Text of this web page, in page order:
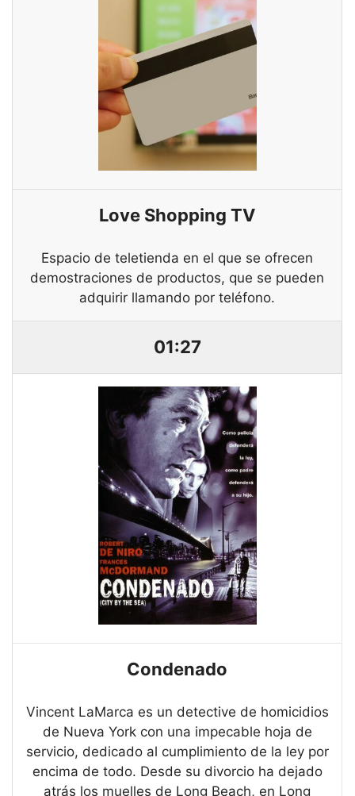
Love Shopping TV
Espacio de teletienda en el que se ofrecen
demostraciones de productos, que se pueden
adquirir llamando por teléfono.
01:27
Condenado
Vincent LaMarca es un detective de homicidios
de Nueva York con una impecable hoja de
servicio, dedicado al cumplimiento de la ley por
encima de todo. Desde su divorcio ha dejado
atrás los muelles de Long Beach, en Long